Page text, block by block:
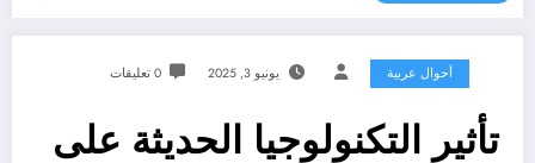
أحوال عربية يونيو 3, 2025 0 تعليقات
تأثير التكنولوجيا الحديثة على